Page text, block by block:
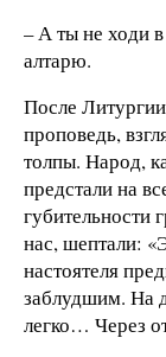
– А ты не ходи в
алтарю.
После
проповедь,
толпы. Народ,
предстали на
губительности
нас, шептали:
настоятеля
заблудшим. На
легко… Через